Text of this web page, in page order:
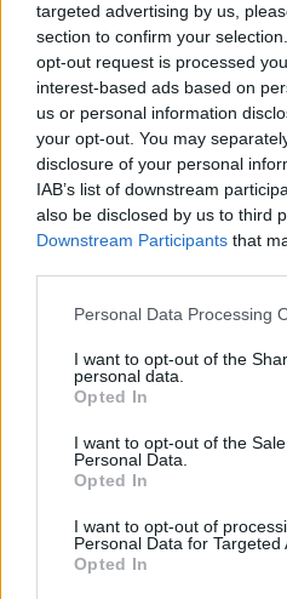
targeted advertising by us,
section to confirm your
opt-out request is processed
interest-based ads based on
us or personal information
your opt-out. You may
disclosure of your personal
IAB’s list of downstream
also be disclosed by us to third
Downstream Participants that
Personal Data Processing
I want to opt-out of the
personal data.
Opted In
I want to opt-out of the
Personal Data.
Opted In
I want to opt-out of
Personal Data for Targeted
Opted In